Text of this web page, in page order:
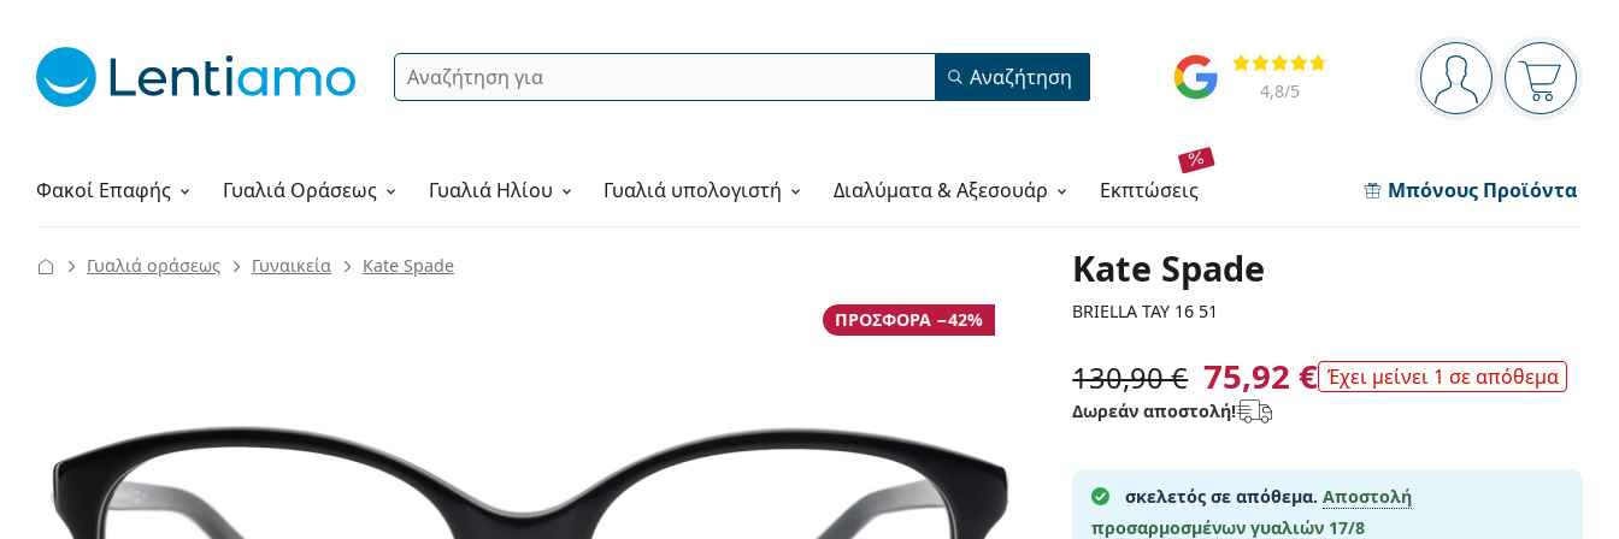
Πίνακας πλοήγησης
Είστε
Το
Αξιολογήσεις
4,8/5
Αναζήτηση Αναζήτηση
Φακοί Επαφής
Υγρά φακών ΓυαλιάΟράσεως Γυαλιά Ηλίου Γυαλιά υπολογιστή Διαλύματα & Αξεσουάρ εκπτώσεις Μπόνους Προϊόντα
Πώς να παραγγείλετε
Kate Spade
BRIELLA TAY 16 51
Γυαλιά οράσεως Γυναικεία Kate Spade
ΠΡΟΣΦΟΡΆ −42%
130,90 € 75,92 € Έχει μείνει 1 σε απόθεμα
Δωρεάν αποστολή!
σκελετός σε απόθεμα. Αποστολή
προσαρμοσμένων γυαλιών 17/8